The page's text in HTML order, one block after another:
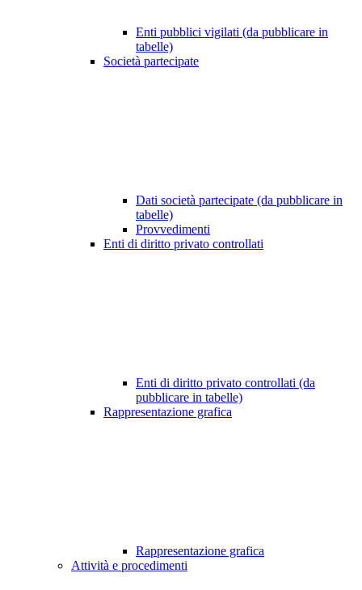
Enti pubblici vigilati (da pubblicare in
tabelle)
Società partecipate
Dati società partecipate (da pubblicare in
tabelle)
Provvedimenti
Enti di diritto privato controllati
Enti di diritto privato controllati (da
pubblicare in tabelle)
Rappresentazione grafica
Rappresentazione grafica
Attività e procedimenti